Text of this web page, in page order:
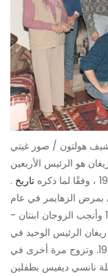
هولتون / صور غيتي
هو الرئيس الأربعين
تاريخ .
اغتيال في عام 1981 وتوفي بمرض الزهايمر في عام
2004. تزوج الممثلة جين وايمان في عام 1940 وأنجب الزوجان ابنتان -
الرئيس الوحيد في
التاريخ الذي طلق - انفصل عن وايمان عام 1948. وتزوج مرة أخرى في